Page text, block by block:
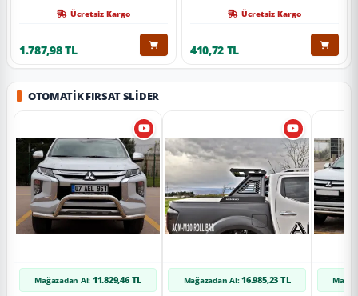
Ücretsiz Kargo
1.787,98 TL
Ücretsiz Kargo
410,72 TL
OTOMATIK FIRSAT SLIDER
Mağazadan Al: 11.829,46 TL Mağazadan Al: 16.985,23 TL